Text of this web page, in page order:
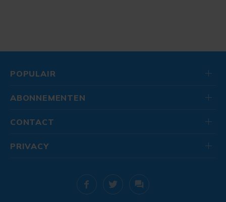
POPULAIR
ABONNEMENTEN
CONTACT
PRIVACY